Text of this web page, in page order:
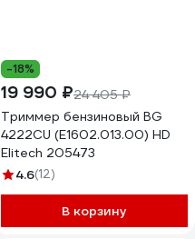
-18%
19 990 ₽24 405 ₽
Триммер бензиновый BG
4222CU (E1602.013.00) HD
Elitech 205473
4.6(12)
В корзину